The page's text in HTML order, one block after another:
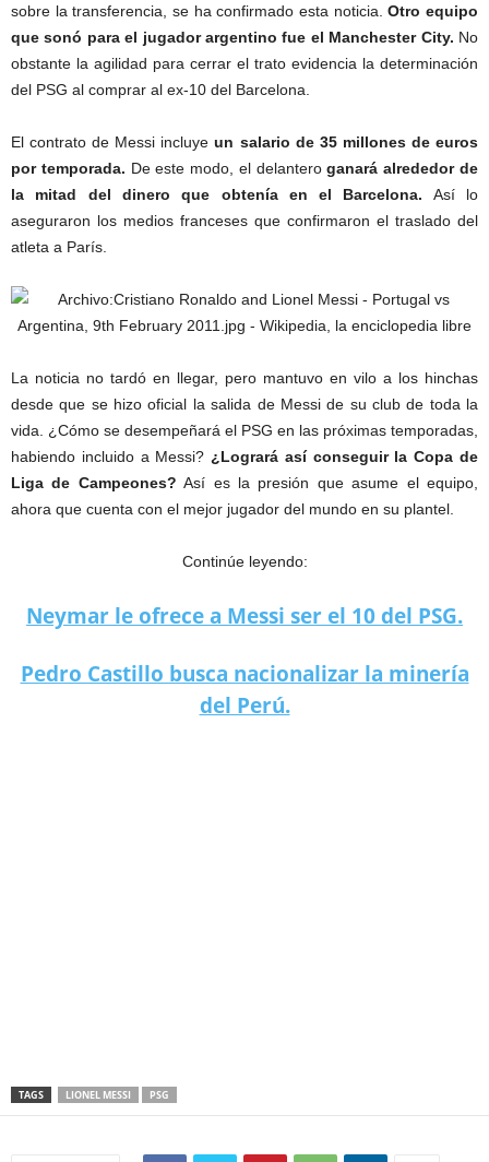
sobre la transferencia, se ha confirmado esta noticia.Otro equipo
que sonó para el jugador argentino fue el Manchester City. No
obstante la agilidad para cerrar el trato evidencia la determinación
del PSG al comprar al ex-10 del Barcelona.
El contrato de Messi incluyeun salario de 35 millones de euros
por temporada. De este modo, el delanteroganará alrededor de
la mitad del dinero que obtenía en el Barcelona. Así lo
aseguraron los medios franceses que confirmaron el traslado del
atleta a París.
La noticia no tardó en llegar, pero mantuvo en vilo a los hinchas
desde que se hizo oficial la salida de Messi de su club de toda la
vida. ¿Cómo se desempeñará el PSG en las próximas temporadas,
habiendo incluido a Messi?¿Logrará así conseguir la Copa de
Liga de Campeones? Así es la presión que asume el equipo,
ahora que cuenta con el mejor jugador del mundo en su plantel.
Continúe leyendo:
Neymar le ofrece a Messi ser el 10 del PSG.
Pedro Castillo busca nacionalizar la minería
del Perú.
TAGS LIONEL MESSI PSG